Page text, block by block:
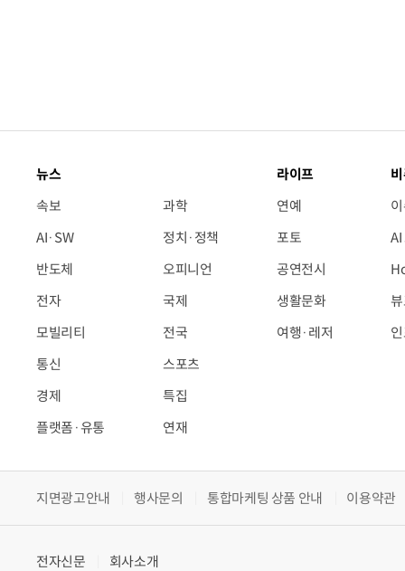
뉴스
속보
AI·SW
반도체
전자
모빌리티
통신
경제
플랫폼·유통
과학
정치·정책
오피니언
국제
전국
스포츠
특집
연재
라이프
연예
포토
공연전시
생활문화
여행·레저
지면광고안내 행사문의 통합마케팅 상품 안내 이용약관
전자신문
회사소개